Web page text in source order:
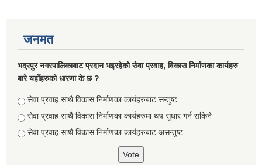
जनमत
भद्रपुर नगरपालिकाबाट प्रदान भइरहेको सेवा प्रवाह, विकास निर्माणका कार्यहरु
बारे यहाँहरुको धारणा के छ ?
Choices
सेवा प्रवाह साथै विकास निर्माणका कार्यहरुबाट सन्तुष्ट
सेवा प्रवाह साथै विकास निर्माणका कार्यहरुमा थप सुधार गर्न सकिने
सेवा प्रवाह साथै विकास निर्माणका कार्यहरुबाट असन्तुष्ट